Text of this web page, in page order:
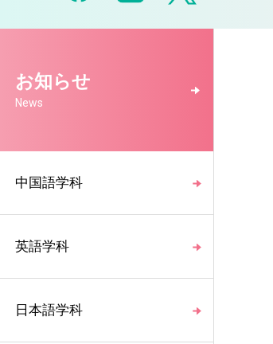
お知らせ
News
中国語学科
英語学科
日本語学科